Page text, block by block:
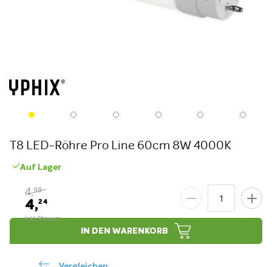
T8 LED-Röhre Pro Line 60cm 8W 4000K
Auf Lager
4,24
4,99
IN DEN WARENKORB